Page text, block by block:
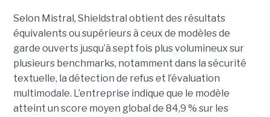
Selon Mistral, Shieldstral obtient des résultats
équivalents ou supérieurs à ceux de modèles de
garde ouverts jusqu’à sept fois plus volumineux sur
plusieurs benchmarks, notamment dans la sécurité
textuelle, la détection de refus et l’évaluation
multimodale. L’entreprise indique que le modèle
atteint un score moyen global de 84,9 % sur les